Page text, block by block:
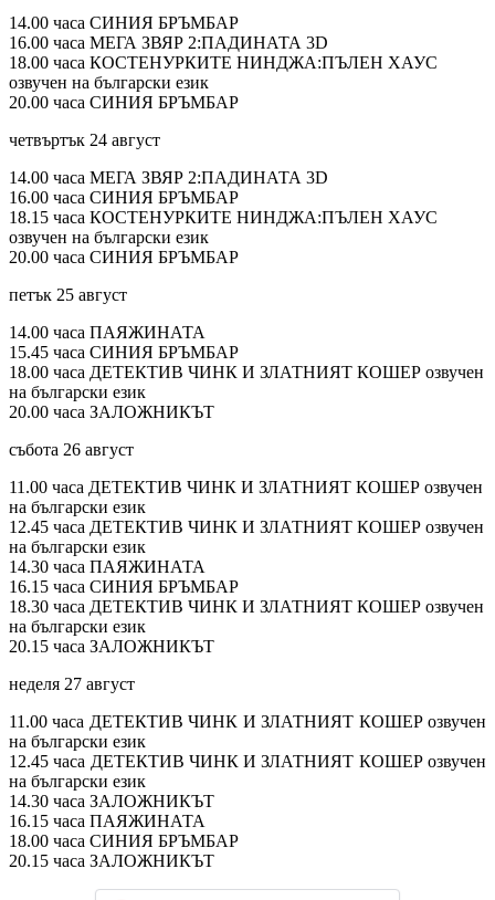
14.00 часа СИНИЯ БРЪМБАР
16.00 часа МЕГА ЗВЯР 2:ПАДИНАТА 3D
18.00 часа КОСТЕНУРКИТЕ НИНДЖА:ПЪЛЕН ХАУС
озвучен на български език
20.00 часа СИНИЯ БРЪМБАР
четвъртък 24 август
14.00 часа МЕГА ЗВЯР 2:ПАДИНАТА 3D
16.00 часа СИНИЯ БРЪМБАР
18.15 часа КОСТЕНУРКИТЕ НИНДЖА:ПЪЛЕН ХАУС
озвучен на български език
20.00 часа СИНИЯ БРЪМБАР
петък 25 август
14.00 часа ПАЯЖИНАТА
15.45 часа СИНИЯ БРЪМБАР
18.00 часа ДЕТЕКТИВ ЧИНК И ЗЛАТНИЯТ КОШЕР озвучен
на български език
20.00 часа ЗАЛОЖНИКЪТ
събота 26 август
11.00 часа ДЕТЕКТИВ ЧИНК И ЗЛАТНИЯТ КОШЕР озвучен
на български език
12.45 часа ДЕТЕКТИВ ЧИНК И ЗЛАТНИЯТ КОШЕР озвучен
на български език
14.30 часа ПАЯЖИНАТА
16.15 часа СИНИЯ БРЪМБАР
18.30 часа ДЕТЕКТИВ ЧИНК И ЗЛАТНИЯТ КОШЕР озвучен
на български език
20.15 часа ЗАЛОЖНИКЪТ
неделя 27 август
11.00 часа ДЕТЕКТИВ ЧИНК И ЗЛАТНИЯТ КОШЕР озвучен
на български език
12.45 часа ДЕТЕКТИВ ЧИНК И ЗЛАТНИЯТ КОШЕР озвучен
на български език
14.30 часа ЗАЛОЖНИКЪТ
16.15 часа ПАЯЖИНАТА
18.00 часа СИНИЯ БРЪМБАР
20.15 часа ЗАЛОЖНИКЪТ